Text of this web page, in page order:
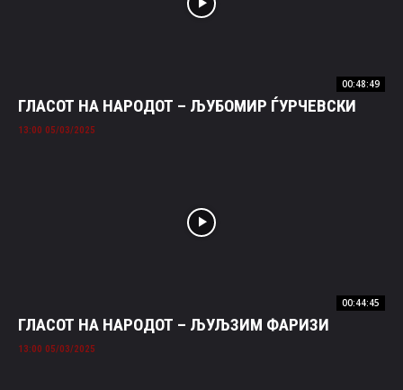
00:48:49
ГЛАСОТ НА НАРОДОТ – ЉУБОМИР ЃУРЧЕВСКИ
05/03/2025 13:00
00:44:45
ГЛАСОТ НА НАРОДОТ – ЉУЉЗИМ ФАРИЗИ
05/03/2025 13:00